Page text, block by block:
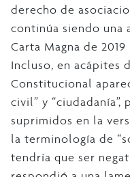
derecho de
continúa siendo una
Carta Magna de
Incluso, en acápites
Constitucional
civil” y
suprimidos en la
la terminología de
tendría que ser